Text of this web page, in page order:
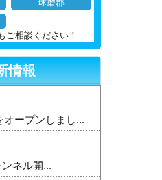
球磨郡
ご相談ください！
情報
オープンしまし...
ネル開...